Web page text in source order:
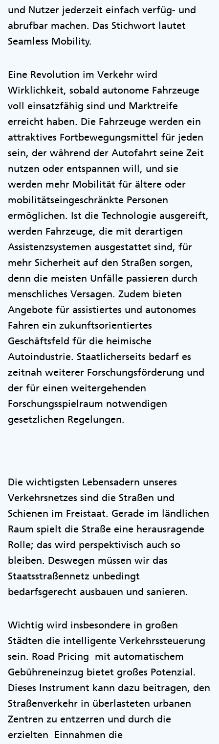
und Nutzer jederzeit einfach verfüg- und
abrufbar machen. Das Stichwort lautet
Seamless Mobility.
Eine Revolution im Verkehr wird
Wirklichkeit, sobald autonome Fahrzeuge
voll einsatzfähig sind und Marktreife
erreicht haben. Die Fahrzeuge werden ein
attraktives Fortbewegungsmittel für jeden
sein, der während der Autofahrt seine Zeit
nutzen oder entspannen will, und sie
werden mehr Mobilität für ältere oder
mobilitätseingeschränkte Personen
ermöglichen. Ist die Technologie ausgereift,
werden Fahrzeuge, die mit derartigen
Assistenzsystemen ausgestattet sind, für
mehr Sicherheit auf den Straßen sorgen,
denn die meisten Unfälle passieren durch
menschliches Versagen. Zudem bieten
Angebote für assistiertes und autonomes
Fahren ein zukunftsorientiertes
Geschäftsfeld für die heimische
Autoindustrie. Staatlicherseits bedarf es
zeitnah weiterer Forschungsförderung und
der für einen weitergehenden
Forschungsspielraum notwendigen
gesetzlichen Regelungen.
Die wichtigsten Lebensadern unseres
Verkehrsnetzes sind die Straßen und
Schienen im Freistaat. Gerade im ländlichen
Raum spielt die Straße eine herausragende
Rolle; das wird perspektivisch auch so
bleiben. Deswegen müssen wir das
Staatsstraßennetz unbedingt
bedarfsgerecht ausbauen und sanieren.
Wichtig wird insbesondere in großen
Städten die intelligente Verkehrssteuerung
sein. Road Pricing mit automatischem
Gebühreneinzug bietet großes Potenzial.
Dieses Instrument kann dazu beitragen, den
Straßenverkehr in überlasteten urbanen
Zentren zu entzerren und durch die
erzielten Einnahmen die